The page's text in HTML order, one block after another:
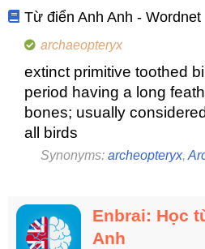
Từ điển Anh Anh - Wordnet
archaeopteryx
extinct primitive toothed
period having a long
bones; usually
all birds
Synonyms: archeopteryx,
Enbrai: Học
Anh